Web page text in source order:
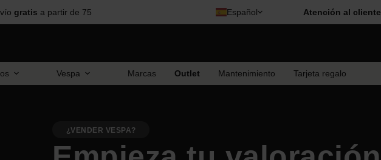
gratis a partir de 75 Español Atención al cliente
Vespa Marcas Outlet Mantenimiento Tarjeta regalo
¿VENDER VESPA?